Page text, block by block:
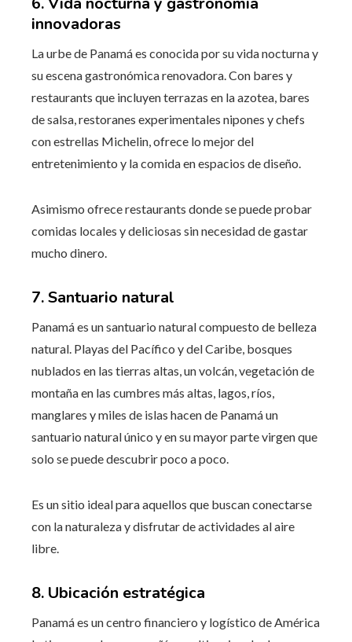
innovadoras
La urbe de Panamá es conocida por su vida nocturna y
su escena gastronómica renovadora. Con bares y
restaurants que incluyen terrazas en la azotea, bares
de salsa, restoranes experimentales nipones y chefs
con estrellas Michelin, ofrece lo mejor del
entretenimiento y la comida en espacios de diseño.
Asimismo ofrece restaurants donde se puede probar
comidas locales y deliciosas sin necesidad de gastar
mucho dinero.
7. Santuario natural
Panamá es un santuario natural compuesto de belleza
natural. Playas del Pacífico y del Caribe, bosques
nublados en las tierras altas, un volcán, vegetación de
montaña en las cumbres más altas, lagos, ríos,
manglares y miles de islas hacen de Panamá un
santuario natural único y en su mayor parte virgen que
solo se puede descubrir poco a poco.
Es un sitio ideal para aquellos que buscan conectarse
con la naturaleza y disfrutar de actividades al aire
libre.
8. Ubicación estratégica
Panamá es un centro financiero y logístico de América